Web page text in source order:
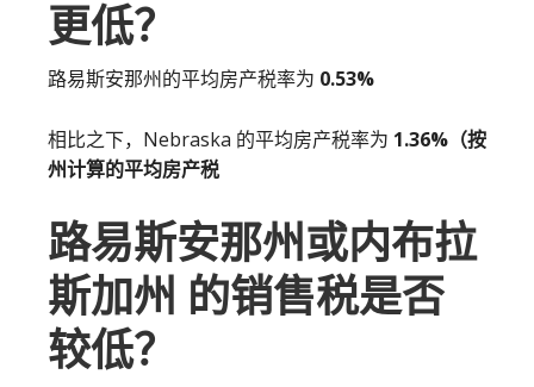
更低？
路易斯安那州的平均房产税率为 0.53%
相比之下，Nebraska 的平均房产税率为 1.36%（按
州计算的平均房产税
路易斯安那州或内布拉
斯加州 的销售税是否
较低？